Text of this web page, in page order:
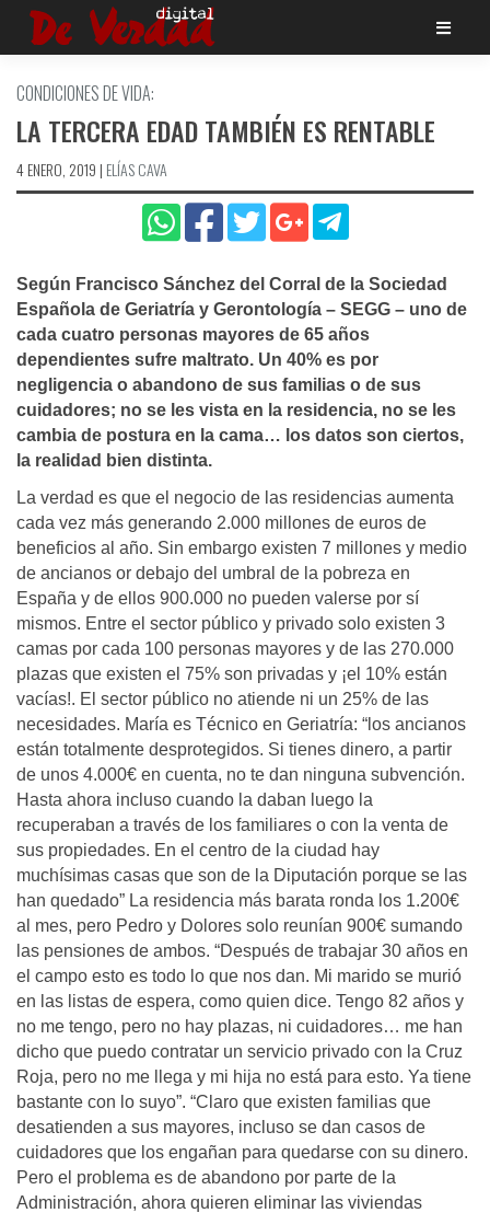
Saltar
CONDICIONES DE VIDA:
LA TERCERA EDAD TAMBIÉN ES RENTABLE
4 ENERO, 2019 | ELÍ­AS CAVA
Según Francisco Sánchez del Corral de la Sociedad
Española de Geriatrí­a y Gerontologí­a – SEGG – uno de
cada cuatro personas mayores de 65 años
dependientes sufre maltrato. Un 40% es por
negligencia o abandono de sus familias o de sus
cuidadores; no se les vista en la residencia, no se les
cambia de postura en la cama… los datos son ciertos,
la realidad bien distinta.
La verdad es que el negocio de las residencias aumenta
cada vez más generando 2.000 millones de euros de
beneficios al año. Sin embargo existen 7 millones y medio
de ancianos or debajo del umbral de la pobreza en
España y de ellos 900.000 no pueden valerse por sí
mismos. Entre el sector público y privado solo existen 3
camas por cada 100 personas mayores y de las 270.000
plazas que existen el 75% son privadas y ¡el 10% están
vacías!. El sector público no atiende ni un 25% de las
necesidades. María es Técnico en Geriatría: “los ancianos
están totalmente desprotegidos. Si tienes dinero, a partir
de unos 4.000€ en cuenta, no te dan ninguna subvención.
Hasta ahora incluso cuando la daban luego la
recuperaban a través de los familiares o con la venta de
sus propiedades. En el centro de la ciudad hay
muchísimas casas que son de la Diputación porque se las
han quedado” La residencia más barata ronda los 1.200€
al mes, pero Pedro y Dolores solo reunían 900€ sumando
las pensiones de ambos. “Después de trabajar 30 años en
el campo esto es todo lo que nos dan. Mi marido se murió
en las listas de espera, como quien dice. Tengo 82 años y
no me tengo, pero no hay plazas, ni cuidadores… me han
dicho que puedo contratar un servicio privado con la Cruz
Roja, pero no me llega y mi hija no está para esto. Ya tiene
bastante con lo suyo”. “Claro que existen familias que
desatienden a sus mayores, incluso se dan casos de
cuidadores que los engañan para quedarse con su dinero.
Pero el problema es de abandono por parte de la
Administración, ahora quieren eliminar las viviendas